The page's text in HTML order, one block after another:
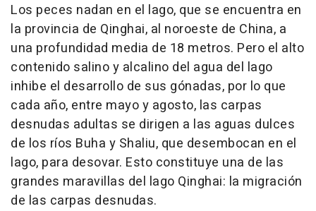
Los peces nadan en el lago, que se encuentra en
la provincia de Qinghai, al noroeste de China, a
una profundidad media de 18 metros. Pero el alto
contenido salino y alcalino del agua del lago
inhibe el desarrollo de sus gónadas, por lo que
cada año, entre mayo y agosto, las carpas
desnudas adultas se dirigen a las aguas dulces
de los ríos Buha y Shaliu, que desembocan en el
lago, para desovar. Esto constituye una de las
grandes maravillas del lago Qinghai: la migración
de las carpas desnudas.